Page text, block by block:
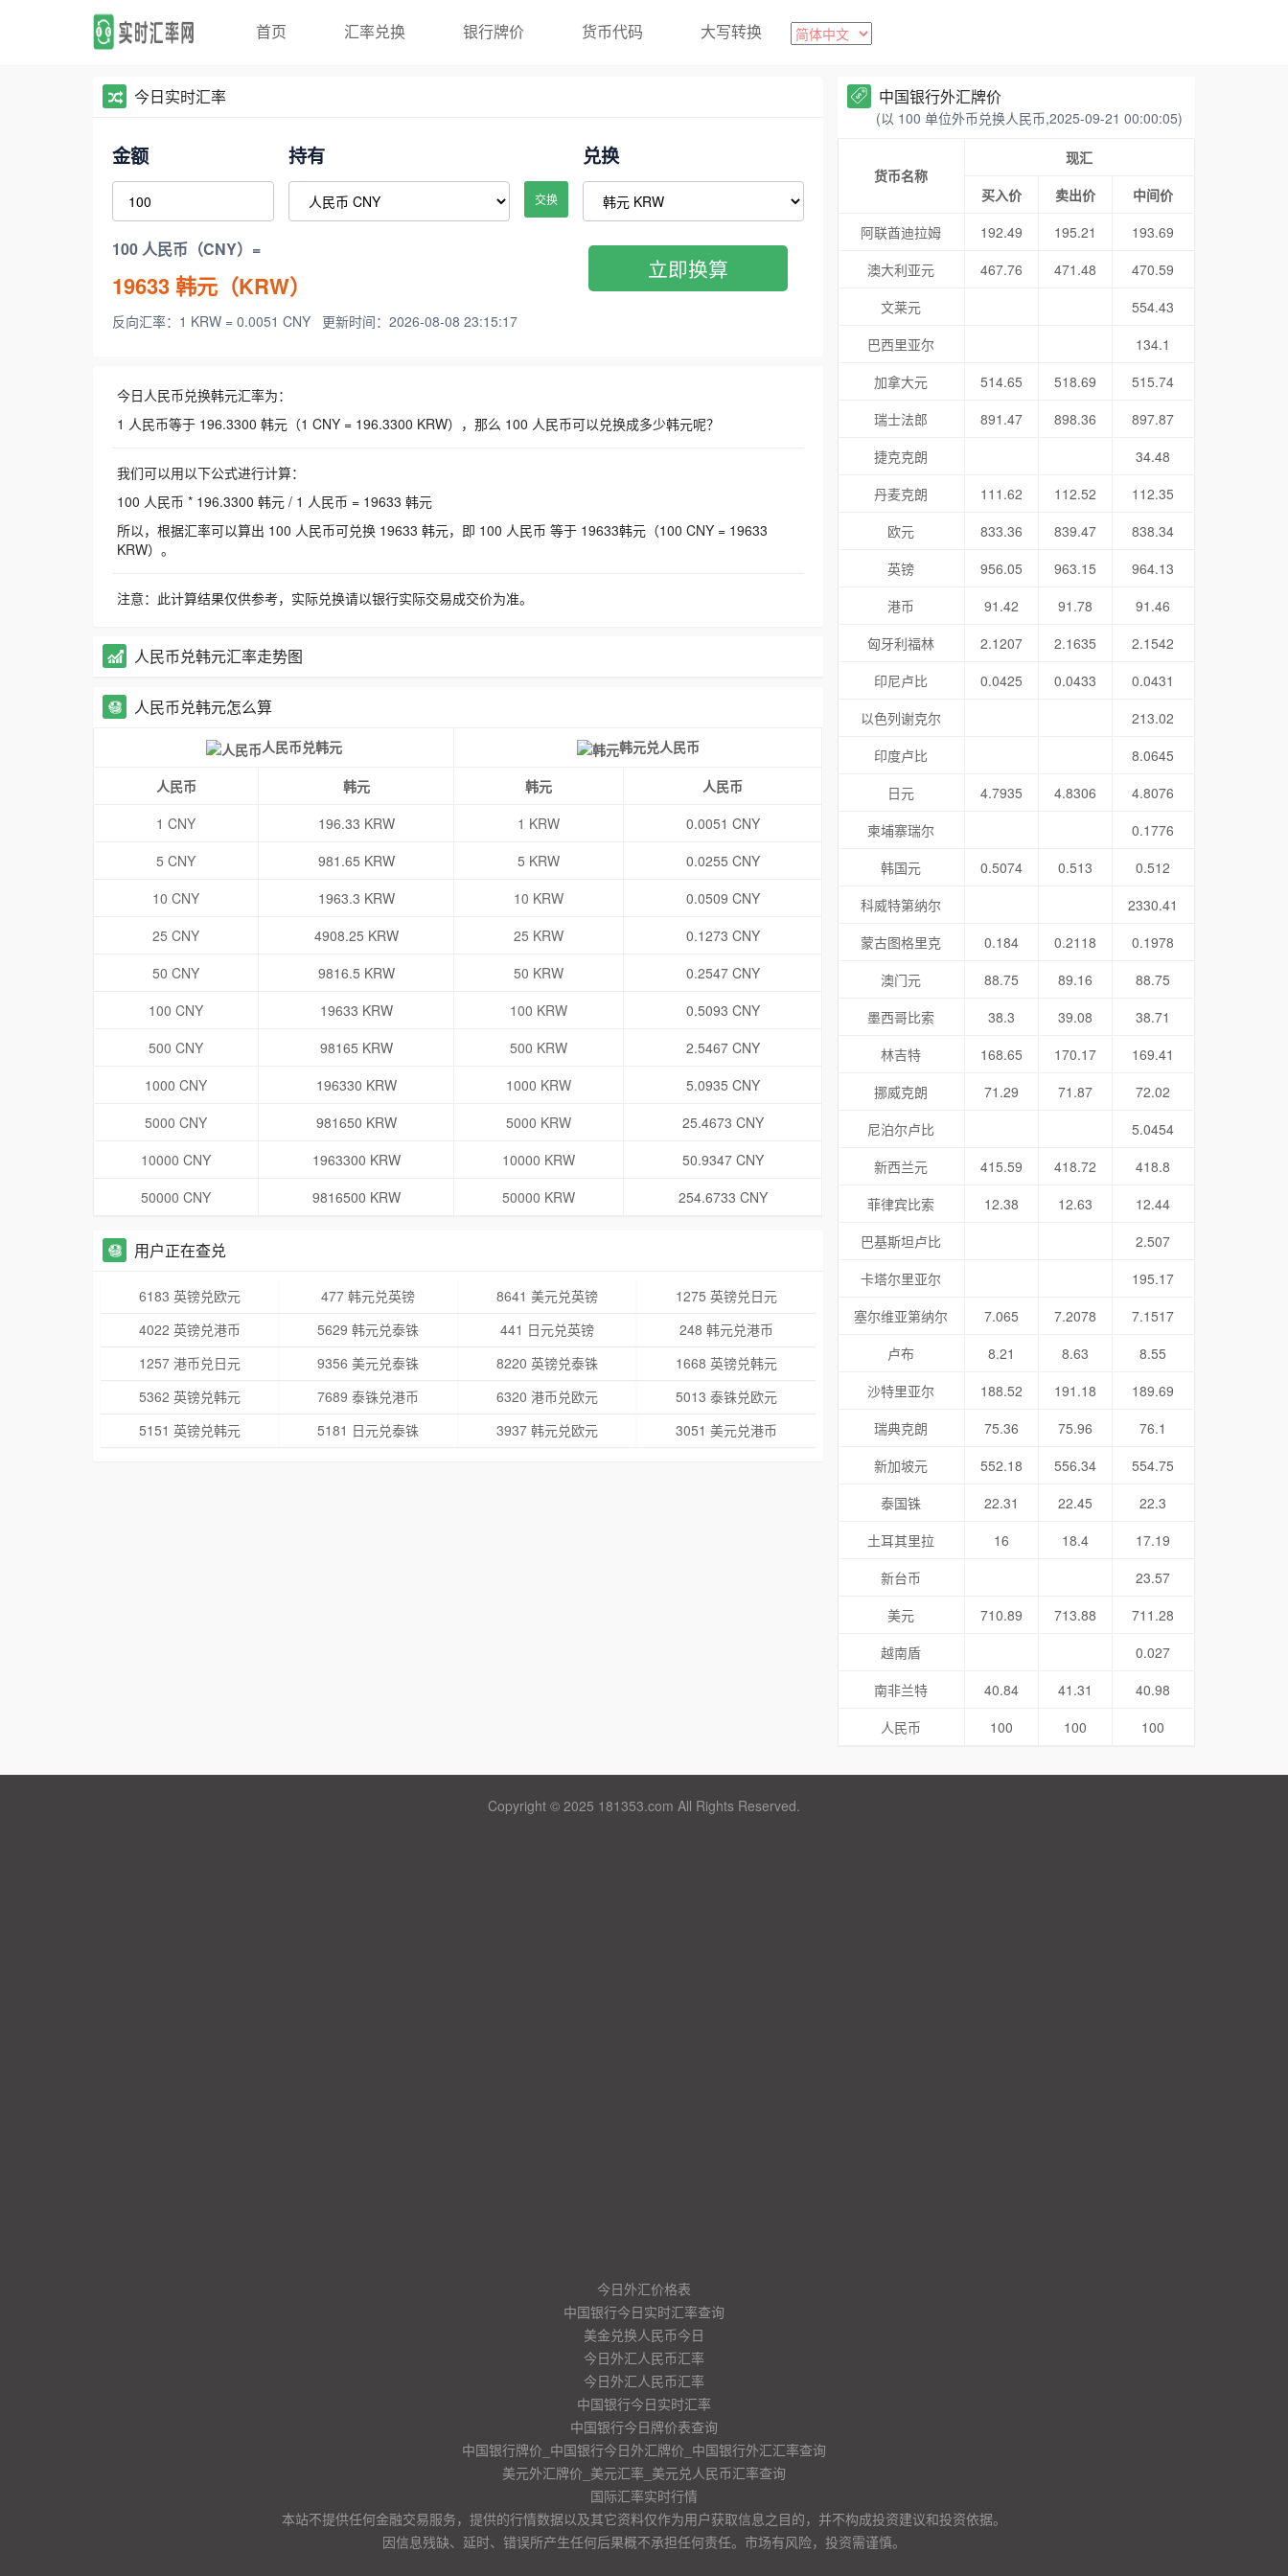
首页 汇率兑换 银行牌价 货币代码 大写转换
今日实时汇率
金额 持有
交换
兑换
100 人民币（CNY）=
19633韩元（KRW）
反向汇率：1 KRW = 0.0051 CNY 更新时间：2026-08-08 23:15:17
立即换算
今日人民币兑换韩元汇率为：
1 人民币等于 196.3300 韩元（1 CNY = 196.3300 KRW），那么 100 人民币可以兑换成多少韩元呢？
我们可以用以下公式进行计算：
100 人民币 * 196.3300 韩元 / 1 人民币 = 19633 韩元
所以，根据汇率可以算出 100 人民币可兑换 19633 韩元，即 100 人民币 等于 19633韩元（100 CNY = 19633
KRW）。
注意：此计算结果仅供参考，实际兑换请以银行实际交易成交价为准。
人民币兑韩元汇率走势图
人民币兑韩元怎么算
人民币兑韩元 韩元兑人民币
人民币 韩元 韩元
人民币
1 CNY
196.33 KRW 1 KRW
0.0051 CNY
5 CNY
981.65 KRW 5 KRW
0.0255 CNY
10 CNY
1963.3 KRW 10 KRW
0.0509 CNY
25 CNY
4908.25 KRW 25 KRW
0.1273 CNY
50 CNY
9816.5 KRW 50 KRW
0.2547 CNY
100 CNY
19633 KRW 100 KRW
0.5093 CNY
500 CNY
98165 KRW 500 KRW
2.5467 CNY
1000 CNY
196330 KRW 1000 KRW
5.0935 CNY
5000 CNY
981650 KRW 5000 KRW
25.4673 CNY
10000 CNY
1963300 KRW 10000 KRW
50.9347 CNY
50000 CNY
9816500 KRW 50000 KRW 254.6733 CNY
用户正在查兑
6183 英镑兑欧元 477 韩元兑英镑 8641 美元兑英镑
1275 英镑兑日元
4022 英镑兑港币
5629 韩元兑泰铢 441 日元兑英镑
248 韩元兑港币
1257 港币兑日元
9356 美元兑泰铢 8220 英镑兑泰铢
1668 英镑兑韩元
5362 英镑兑韩元
7689 泰铢兑港币 6320 港币兑欧元
5013 泰铢兑欧元
5151 英镑兑韩元
5181 日元兑泰铢 3937 韩元兑欧元 3051 美元兑港币
中国银行外汇牌价
(以 100 单位外币兑换人民币,2025-09-21 00:00:05)
货币名称
现汇
买入价
卖出价
中间价
阿联酋迪拉姆
192.49 195.21
193.69
澳大利亚元
467.76 471.48
470.59
文莱元
554.43
巴西里亚尔
134.1
加拿大元
514.65 518.69
515.74
瑞士法郎
891.47 898.36
897.87
捷克克朗
34.48
丹麦克朗
111.62 112.52
112.35
欧元
833.36 839.47
838.34
英镑
956.05 963.15
964.13
港币
91.42 91.78
91.46
匈牙利福林
2.1207 2.1635
2.1542
印尼卢比
0.0425 0.0433
0.0431
以色列谢克尔
213.02
印度卢比
8.0645
日元
4.7935 4.8306
4.8076
柬埔寨瑞尔
0.1776
韩国元
0.5074 0.513
0.512
科威特第纳尔
2330.41
蒙古图格里克
0.184 0.2118
0.1978
澳门元
88.75 89.16
88.75
墨西哥比索
38.3 39.08
38.71
林吉特
168.65 170.17
169.41
挪威克朗
71.29 71.87
72.02
尼泊尔卢比
5.0454
新西兰元
415.59 418.72
418.8
菲律宾比索
12.38 12.63
12.44
巴基斯坦卢比
2.507
卡塔尔里亚尔
195.17
塞尔维亚第纳尔
7.065 7.2078
7.1517
卢布
8.21 8.63
8.55
沙特里亚尔
188.52 191.18
189.69
瑞典克朗
75.36 75.96
76.1
新加坡元
552.18 556.34
554.75
泰国铢
22.31 22.45
22.3
土耳其里拉
16 18.4
17.19
新台币
23.57
美元
710.89 713.88
711.28
越南盾
0.027
南非兰特
40.84 41.31
40.98
人民币
100 100 100
Copyright © 2025 181353.com All Rights Reserved.
今日外汇价格表
中国银行今日实时汇率查询
美金兑换人民币今日
今日外汇人民币汇率
今日外汇人民币汇率
中国银行今日实时汇率
中国银行今日牌价表查询
中国银行牌价_中国银行今日外汇牌价_中国银行外汇汇率查询
美元外汇牌价_美元汇率_美元兑人民币汇率查询
国际汇率实时行情
本站不提供任何金融交易服务，提供的行情数据以及其它资料仅作为用户获取信息之目的，并不构成投资建议和投资依据。
因信息残缺、延时、错误所产生任何后果概不承担任何责任。市场有风险，投资需谨慎。